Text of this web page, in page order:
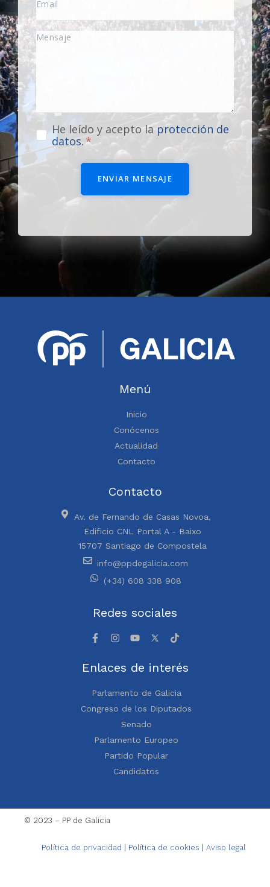
He leído y acepto la protección de
datos.
ENVIAR MENSAJE
Menú
Inicio
Conócenos
Actualidad
Contacto
Contacto
Av. de Fernando de Casas Novoa,
Edificio CNL Portal A - Baixo
15707 Santiago de Compostela
info@ppdegalicia.com
(+34) 608 338 908
Redes sociales
Enlaces de interés
Parlamento de Galicia
Congreso de los Diputados
Senado
Parlamento Europeo
Partido Popular
Candidatos
© 2023 – PP de Galicia
Política de privacidad Política de cookies Aviso legal